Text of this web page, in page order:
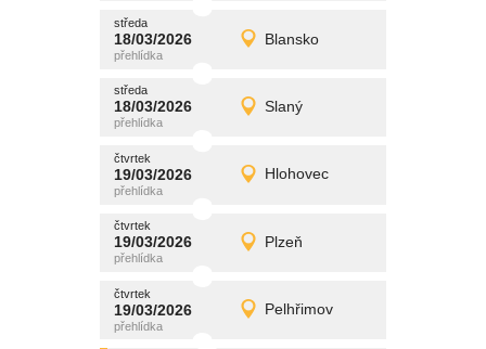
středa
18/03/2026 Blansko
středa
18/03/2026 Detail
promítání
středa
18/03/2026 Slaný
středa
18/03/2026 Detail
promítání
čtvrtek
19/03/2026 Hlohovec
čtvrtek
19/03/2026 Detail
promítání
čtvrtek
19/03/2026 Plzeň
čtvrtek
19/03/2026 Detail
promítání
čtvrtek
19/03/2026 Pelhřimov
čtvrtek
19/03/2026 Detail
promítání